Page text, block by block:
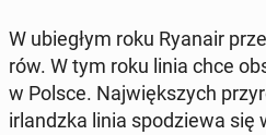
W ubie­głym roku Ryanair
rów. W tym roku linia chce
w Polsce. Naj­więk­szych
ir­landz­ka linia spo­dzie­wa się